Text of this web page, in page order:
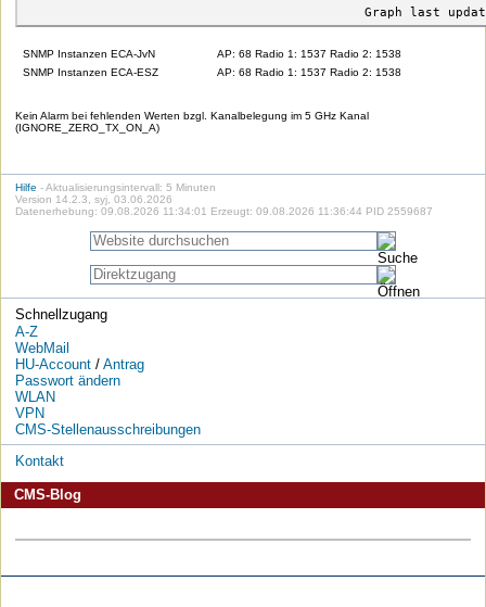
SNMP Instanzen ECA-JvN
AP: 68 Radio 1: 1537 Radio 2: 1538
SNMP Instanzen ECA-ESZ
AP: 68 Radio 1: 1537 Radio 2: 1538
Kein Alarm bei fehlenden Werten bzgl. Kanalbelegung im 5 GHz Kanal
(IGNORE_ZERO_TX_ON_A)
Hilfe - Aktualisierungsintervall: 5 Minuten
Version 14.2.3, syj, 03.06.2026
Datenerhebung: 09.08.2026 11:34:01 Erzeugt: 09.08.2026 11:36:44 PID 2559687
Schnellzugang
A-Z
WebMail
HU-Account/ Antrag
Passwort ändern
WLAN
VPN
CMS-Stellenausschreibungen
Kontakt
CMS-Blog